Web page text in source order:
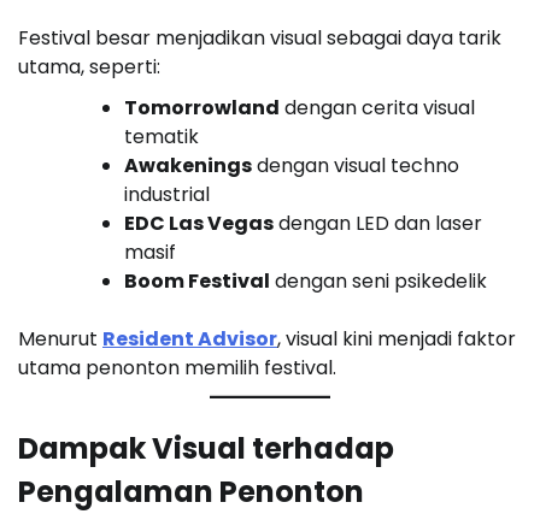
Festival besar menjadikan visual sebagai daya tarik
utama, seperti:
Tomorrowland dengan cerita visual
tematik
Awakeningsdengan visual techno
industrial
EDC Las Vegasdengan LED dan laser
masif
Boom Festival dengan seni psikedelik
Menurut Resident Advisor, visual kini menjadi faktor
utama penonton memilih festival.
Dampak Visual terhadap
Pengalaman Penonton